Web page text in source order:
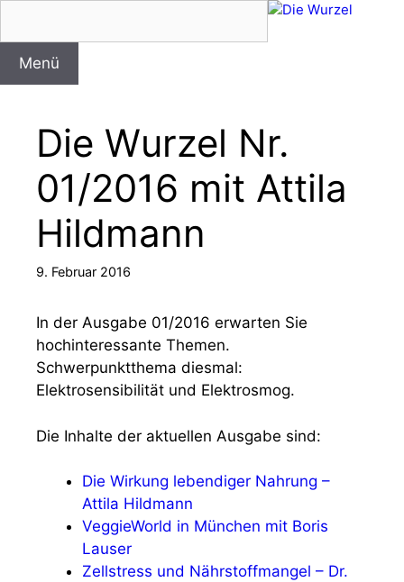
springen
Menü
Die Wurzel Nr.
01/2016 mit Attila
Hildmann
9. Februar 2016
In der Ausgabe 01/2016 erwarten Sie
hochinteressante Themen.
Schwerpunktthema diesmal:
Elektrosensibilität und Elektrosmog.
Die Inhalte der aktuellen Ausgabe sind:
Die Wirkung lebendiger Nahrung –
Attila Hildmann
VeggieWorld in München mit Boris
Lauser
Zellstress und Nährstoffmangel – Dr.